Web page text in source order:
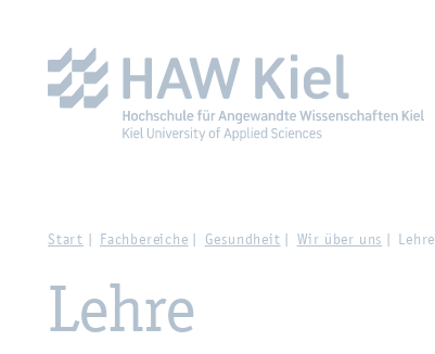
Start Fach­be­rei­che Ge­sund­heit Wir über uns Lehre
Lehre